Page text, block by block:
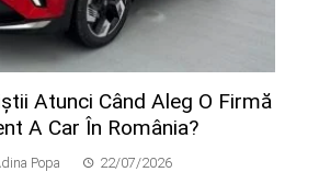
Atunci Când Aleg O Firmă
A Car În România?
Popa 22/07/2026